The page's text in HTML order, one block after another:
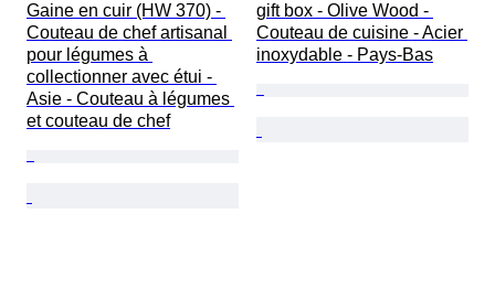
Gaine en cuir (HW 370) -
Couteau de chef artisanal
pour légumes à
collectionner avec étui -
Asie - Couteau à légumes
et couteau de chef
gift box - Olive Wood -
Couteau de cuisine - Acier
inoxydable - Pays-Bas